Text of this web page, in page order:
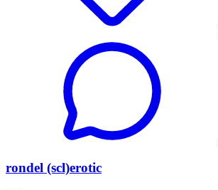
rondel (scl)erotic